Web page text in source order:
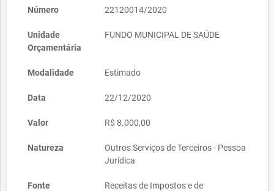
Número 22120014/2020
Unidade
Orçamentária
FUNDO MUNICIPAL DE SAÚDE
Modalidade Estimado
Data 22/12/2020
Valor R$ 8.000,00
Natureza
Outros Serviços de Terceiros - Pessoa
Jurídica
Fonte
Receitas de Impostos e de